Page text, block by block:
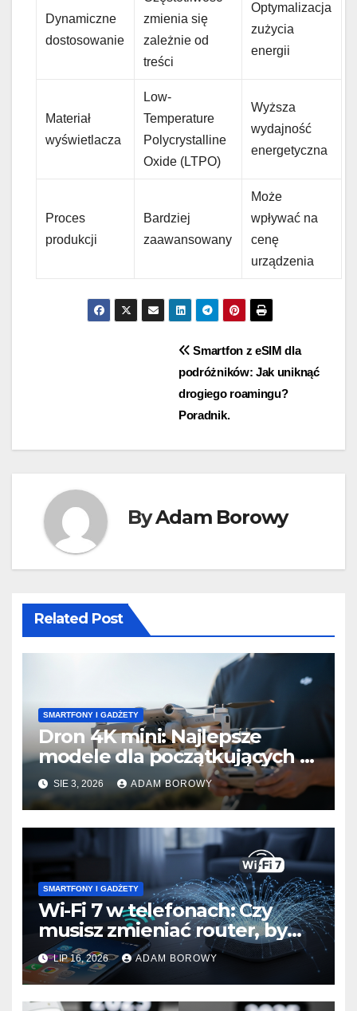
Dynamiczne
dostosowanie
zmienia się
zależnie od
treści
Optymalizacja
zużycia
energii
Materiał
wyświetlacza
Low-
Temperature
Polycrystalline
Oxide (LTPO)
Wyższa
wydajność
energetyczna
Proces
produkcji
Bardziej
zaawansowany
Może
wpływać na
cenę
urządzenia
Smartfon z eSIM dla
podróżników: Jak uniknąć
drogiego roamingu?
Poradnik.
ByAdam Borowy
Related Post
SMARTFONY I GADŻETY
Dron 4K mini: Najlepsze
modele dla początkujących z
wiatroodpornością.
SIE 3, 2026 ADAM BOROWY
SMARTFONY I GADŻETY
Wi-Fi 7 w telefonach: Czy
musisz zmieniać router, by
wykorzystać nowy standard?
LIP 16, 2026 ADAM BOROWY